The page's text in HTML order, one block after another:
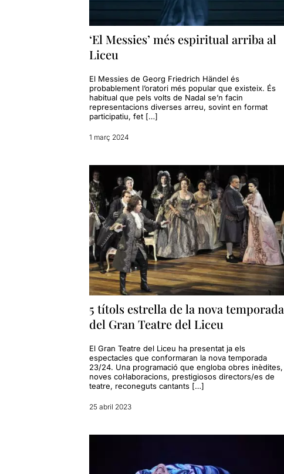
‘El Messies’ més espiritual arriba al
Liceu
El Messies de Georg Friedrich Händel és
probablement l’oratori més popular que existeix. És
habitual que pels volts de Nadal se’n facin
representacions diverses arreu, sovint en format
participatiu, fet […]
1 març 2024
5 títols estrella de la nova temporada
del Gran Teatre del Liceu
El Gran Teatre del Liceu ha presentat ja els
espectacles que conformaran la nova temporada
23/24. Una programació que engloba obres inèdites,
noves col·laboracions, prestigiosos directors/es de
teatre, reconeguts cantants […]
25 abril 2023